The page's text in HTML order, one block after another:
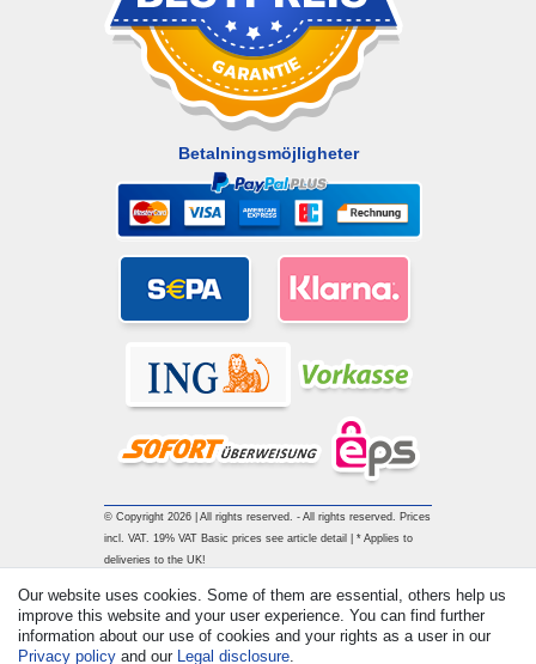
Betalningsmöjligheter
© Copyright 2026 | All rights reserved. - All rights reserved. Prices
incl. VAT. 19% VAT Basic prices see article detail | * Applies to
deliveries to the UK!
Our website uses cookies. Some of them are essential, others help us
improve this website and your user experience. You can find further
information about our use of cookies and your rights as a user in our
Privacy policy and our Legal disclosure.
Withdraw from contract here Contact